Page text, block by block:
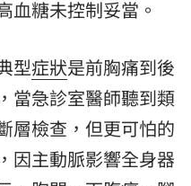
血糖未控制妥當。
型症狀是前胸痛到後
當急診室醫師聽到類
層檢查，但更可怕的
因主動脈影響全身器